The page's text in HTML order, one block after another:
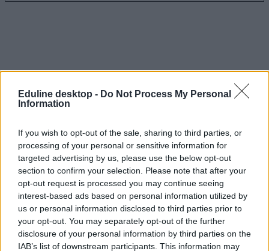
Eduline desktop - Do Not Process My Personal
Information
If you wish to opt-out of the sale, sharing to third parties, or
processing of your personal or sensitive information for
targeted advertising by us, please use the below opt-out
section to confirm your selection. Please note that after your
opt-out request is processed you may continue seeing
interest-based ads based on personal information utilized by
us or personal information disclosed to third parties prior to
your opt-out. You may separately opt-out of the further
disclosure of your personal information by third parties on the
IAB’s list of downstream participants. This information may
központi felvételi
belföld
középiskolai felvételi 2019
központi felvételi 2019